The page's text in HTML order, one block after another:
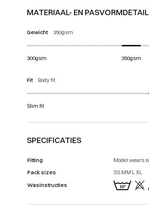
MATERIAAL- EN
Gewicht 350gsm
300gsm 350gsm
Fit Body fit
Slim fit
SPECIFICATIES
Fitting
Model wears
Pack sizes
SS MM L XL
Wasinstructies